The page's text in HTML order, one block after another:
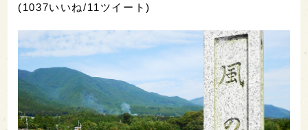
(1037いいね/11ツイート)